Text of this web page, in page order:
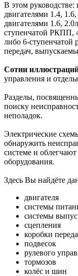
В этом
двигателями 1.4,
двигателями 1.6,
ступенчатой РКПП,
либо 6-ступенчатой
передач,
Сотни
управления и
Разделы,
поиску
неполадок.
Электрические
обнаружить
системе и
оборудования.
Здесь Вы найдёте
двигателя
системы
системы
сцепления
коробки
подвесок
рулевого
тормозов
колёс и шин